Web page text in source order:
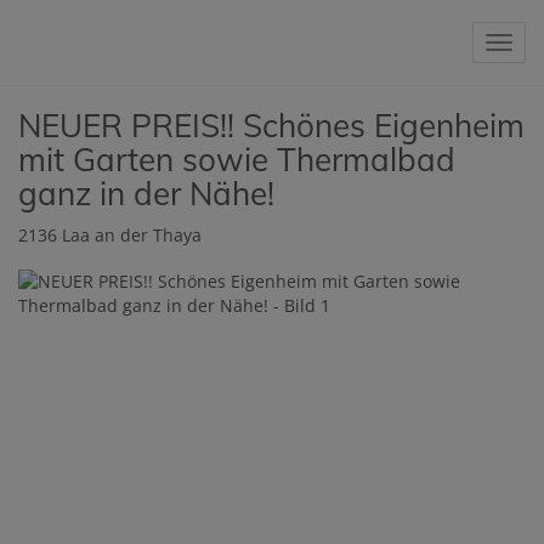
NEUER PREIS!! Schönes Eigenheim
mit Garten sowie Thermalbad
ganz in der Nähe!
2136 Laa an der Thaya